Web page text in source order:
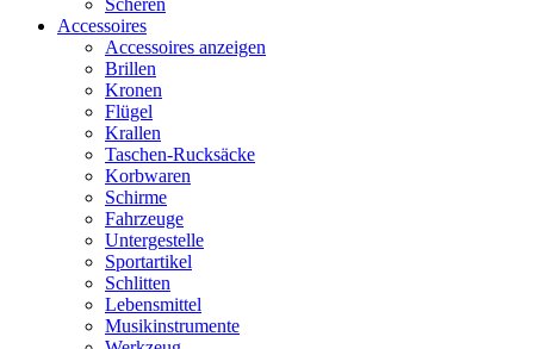
Accessoires
Accessoires anzeigen
Brillen
Kronen
Flügel
Krallen
Taschen-Rucksäcke
Korbwaren
Schirme
Fahrzeuge
Untergestelle
Sportartikel
Schlitten
Lebensmittel
Musikinstrumente